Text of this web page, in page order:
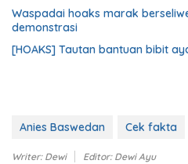
Waspadai hoaks marak
demonstrasi
[HOAKS] Tautan bantuan bibit
Anies Baswedan Cek fakta
Writer: Dewi Editor: Dewi Ayu